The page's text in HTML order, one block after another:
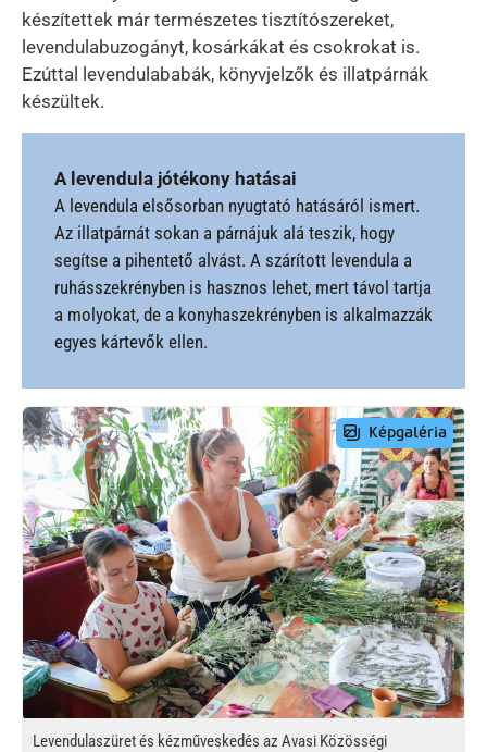
készítettek már természetes tisztítószereket,
levendulabuzogányt, kosárkákat és csokrokat is.
Ezúttal levendulababák, könyvjelzők és illatpárnák
készültek.
A levendula jótékony hatásai
A levendula elsősorban nyugtató hatásáról ismert.
Az illatpárnát sokan a párnájuk alá teszik, hogy
segítse a pihentető alvást. A szárított levendula a
ruhásszekrényben is hasznos lehet, mert távol tartja
a molyokat, de a konyhaszekrényben is alkalmazzák
egyes kártevők ellen.
Preview Image
Levendulaszüret és kézműveskedés az Avasi Közösségi